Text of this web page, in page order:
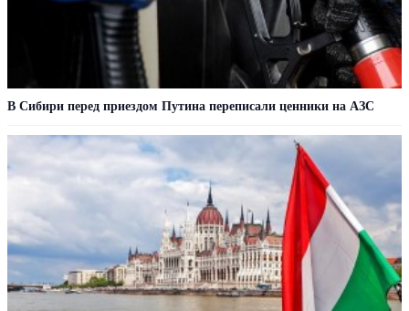
В Сибири перед приездом Путина переписали ценники на АЗС